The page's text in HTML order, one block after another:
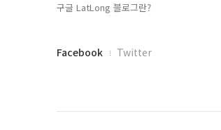
구글 LatLong 블로그란?
페
Facebook Twitter